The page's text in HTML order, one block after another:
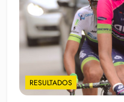
RESULTADOS